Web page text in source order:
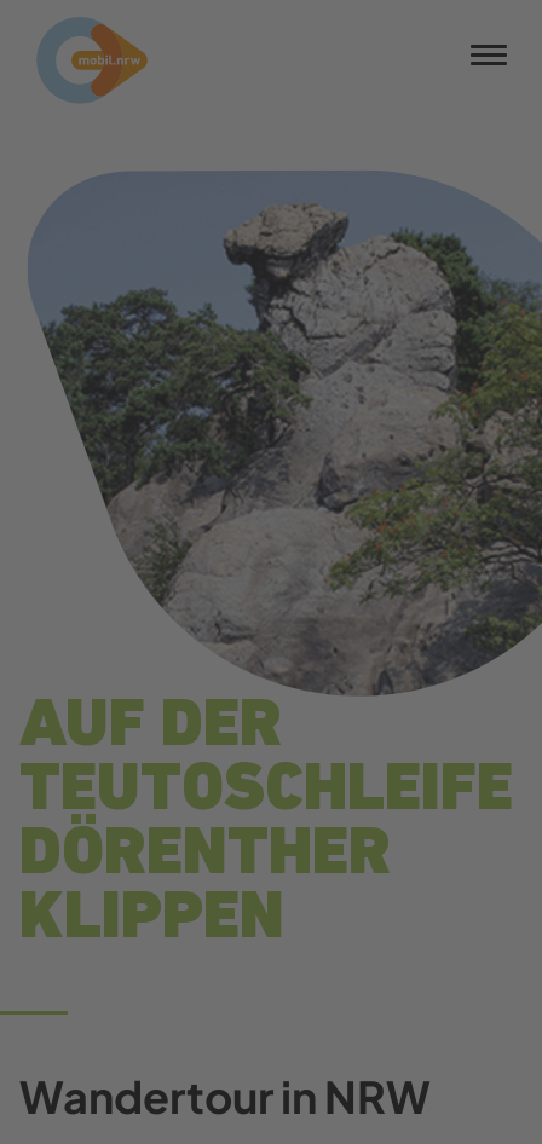
Barrierefreiheit
AUF DER
TEUTOSCHLEIFE
DÖRENTHER
KLIPPEN
Wandertour in NRW